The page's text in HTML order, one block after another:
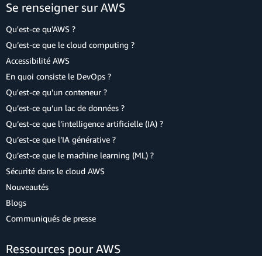
Se renseigner sur AWS
Qu'est-ce qu'AWS ?
Qu’est-ce que le cloud computing ?
Accessibilité AWS
En quoi consiste le DevOps ?
Qu'est-ce qu'un conteneur ?
Qu’est-ce qu’un lac de données ?
Qu’est-ce que l’intelligence artificielle (IA) ?
Qu’est-ce que l’IA générative ?
Qu’est-ce que le machine learning (ML) ?
Sécurité dans le cloud AWS
Nouveautés
Blogs
Communiqués de presse
Ressources pour AWS